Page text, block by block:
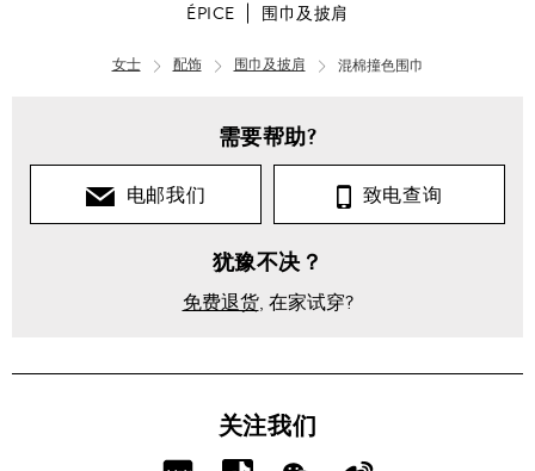
ÉPICE 围巾及披肩
女士 配饰 围巾及披肩 混棉撞色围巾
需要帮助?
电邮我们 致电查询
犹豫不决？
免费退货, 在家试穿?
关注我们